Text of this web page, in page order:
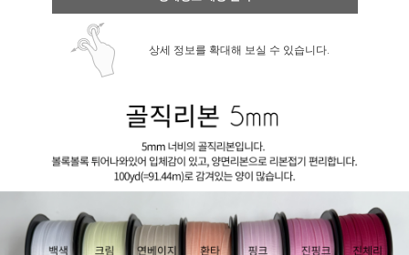
상세 정보를 확대해 보실 수 있습니다.